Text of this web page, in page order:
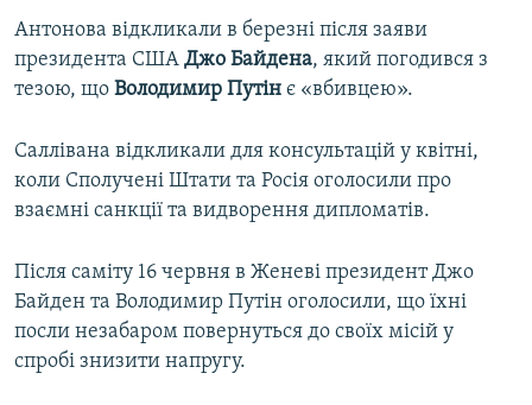
Антонова відкликали в березні після заяви
президента США Джо Байдена, який погодився з
тезою, що Володимир Путін є «вбивцею».
Саллівана відкликали для консультацій у квітні,
коли Сполучені Штати та Росія оголосили про
взаємні санкції та видворення дипломатів.
Після саміту 16 червня в Женеві президент Джо
Байден та Володимир Путін оголосили, що їхні
посли незабаром повернуться до своїх місій у
спробі знизити напругу.